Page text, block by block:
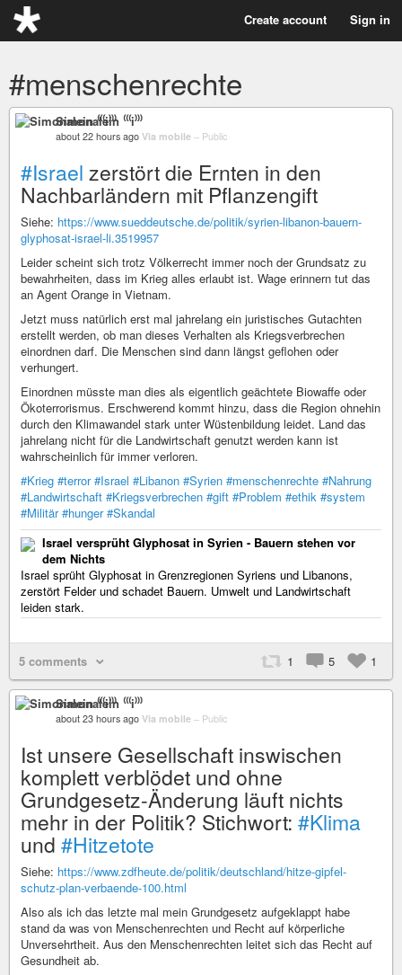
Create account Sign in
#menschenrechte
Simonalein ⁽⁽⁽i⁾⁾⁾
about 22 hours ago Via mobile – Public
#Israel zerstört die Ernten in den
Nachbarländern mit Pflanzengift
Siehe: https://www.sueddeutsche.de/politik/syrien-libanon-bauern-
glyphosat-israel-li.3519957
Leider scheint sich trotz Völkerrecht immer noch der Grundsatz zu
bewahrheiten, dass im Krieg alles erlaubt ist. Wage erinnern tut das
an Agent Orange in Vietnam.
Jetzt muss natürlich erst mal jahrelang ein juristisches Gutachten
erstellt werden, ob man dieses Verhalten als Kriegsverbrechen
einordnen darf. Die Menschen sind dann längst geflohen oder
verhungert.
Einordnen müsste man dies als eigentlich geächtete Biowaffe oder
Ökoterrorismus. Erschwerend kommt hinzu, dass die Region ohnehin
durch den Klimawandel stark unter Wüstenbildung leidet. Land das
jahrelang nicht für die Landwirtschaft genutzt werden kann ist
wahrscheinlich für immer verloren.
#Krieg #terror #Israel #Libanon #Syrien #menschenrechte #Nahrung
#Landwirtschaft #Kriegsverbrechen #gift #Problem #ethik #system
#Militär #hunger #Skandal
Israel versprüht Glyphosat in Syrien - Bauern stehen vor
dem Nichts
Israel sprüht Glyphosat in Grenzregionen Syriens und Libanons,
zerstört Felder und schadet Bauern. Umwelt und Landwirtschaft
leiden stark.
5 comments 1 5 1
Simonalein ⁽⁽⁽i⁾⁾⁾
about 23 hours ago Via mobile – Public
Ist unsere Gesellschaft inswischen
komplett verblödet und ohne
Grundgesetz-Änderung läuft nichts
mehr in der Politik? Stichwort: #Klima
und #Hitzetote
Siehe: https://www.zdfheute.de/politik/deutschland/hitze-gipfel-
schutz-plan-verbaende-100.html
Also als ich das letzte mal mein Grundgesetz aufgeklappt habe
stand da was von Menschenrechten und Recht auf körperliche
Unversehrtheit. Aus den Menschenrechten leitet sich das Recht auf
Gesundheit ab.